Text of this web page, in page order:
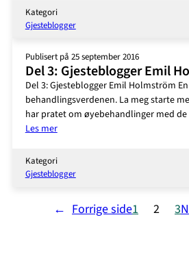
4:
Gjesteblogger
Holmström
Kategori
Gjesteblogger
Publisert på 25 september 2016
Del 3: Gjesteblogger Emil
Del 3: Gjesteblogger Emil Holmström
behandlingsverdenen. La meg starte
har pratet om øyebehandlinger med
Les mer:
3:
Gjesteblogger
Kategori
Gjesteblogger
← Forrige side1 2 3